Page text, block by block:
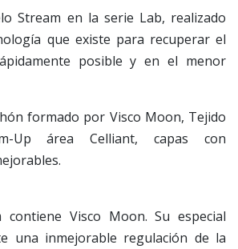
Stream en la serie Lab, realizado
que existe para recuperar el
posible y en el menor
formado por Visco Moon, Tejido
Up área Celliant, capas con
contiene Visco Moon. Su especial
una inmejorable regulación de la